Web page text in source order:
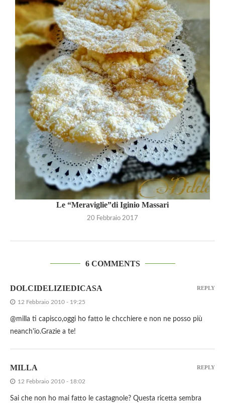
Le “Meraviglie”di Iginio Massari
20 Febbraio 2017
6 COMMENTS
DOLCIDELIZIEDICASA
12 Febbraio 2010 - 19:25
@milla ti capisco,oggi ho fatto le chcchiere e non ne posso più
neanch'io.Grazie a te!
REPLY
MILLA
12 Febbraio 2010 - 18:02
Sai che non ho mai fatto le castagnole? Questa ricetta sembra
REPLY